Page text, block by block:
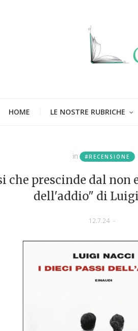
HOME LE NOSTRE RUBRICHE
in #RECENSIONE
che prescinde dal non
dell'addio" di
12.7.24 -